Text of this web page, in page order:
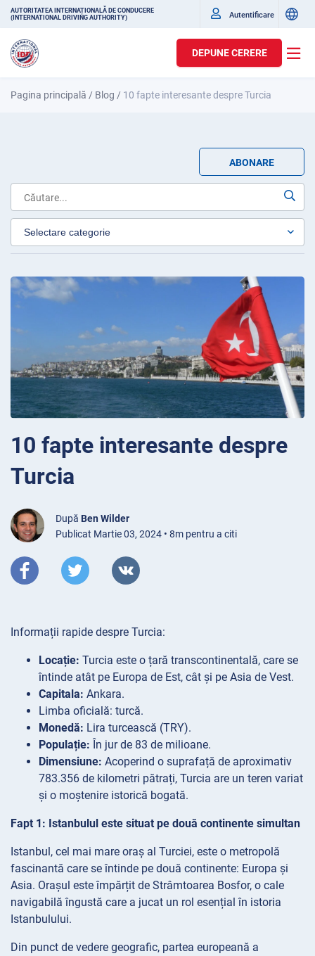
AUTORITATEA INTERNAȚIONALĂ DE CONDUCERE
(INTERNATIONAL DRIVING AUTHORITY)
Autentificare
DEPUNE CERERE
Pagina principală / Blog / 10 fapte interesante despre Turcia
ABONARE
10 fapte interesante despre
Turcia
După Ben Wilder
Publicat Martie 03, 2024 • 8m pentru a citi
Informații rapide despre Turcia:
Locație: Turcia este o țară transcontinentală, care se
întinde atât pe Europa de Est, cât și pe Asia de Vest.
Capitala: Ankara.
Limba oficială: turcă.
Monedă: Lira turcească (TRY).
Populație: În jur de 83 de milioane.
Dimensiune: Acoperind o suprafață de aproximativ
783.356 de kilometri pătrați, Turcia are un teren variat
și o moștenire istorică bogată.
Fapt 1: Istanbulul este situat pe două continente simultan
Istanbul, cel mai mare oraș al Turciei, este o metropolă
fascinantă care se întinde pe două continente: Europa și
Asia. Orașul este împărțit de Strâmtoarea Bosfor, o cale
navigabilă îngustă care a jucat un rol esențial în istoria
Istanbulului.
Din punct de vedere geografic, partea europeană a